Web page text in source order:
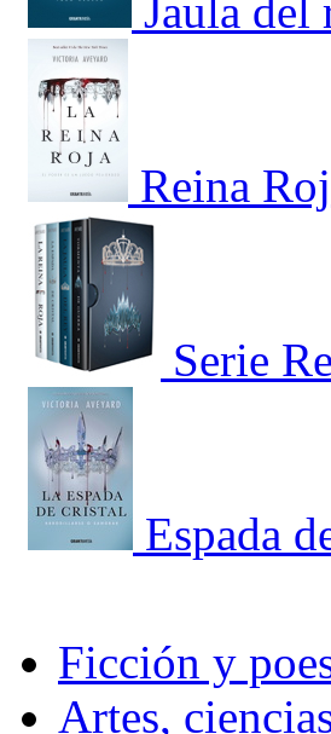
Jaula del
Reina
Serie
Espada
Ficción y
Artes,